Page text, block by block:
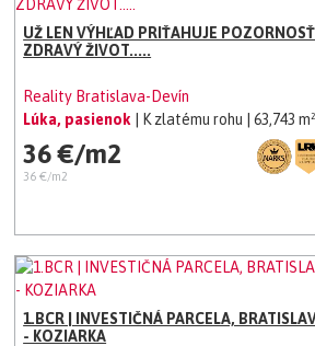
UŽ LEN VÝHĽAD PRIŤAHUJE
ZDRAVÝ ŽIVOT.....
Reality Bratislava-Devín
Lúka, pasienok
| K zlatému rohu | 63,743 m²
36 €/m2
36 €/m2
1.BCR | INVESTIČNÁ PARCELA,
- KOZIARKA